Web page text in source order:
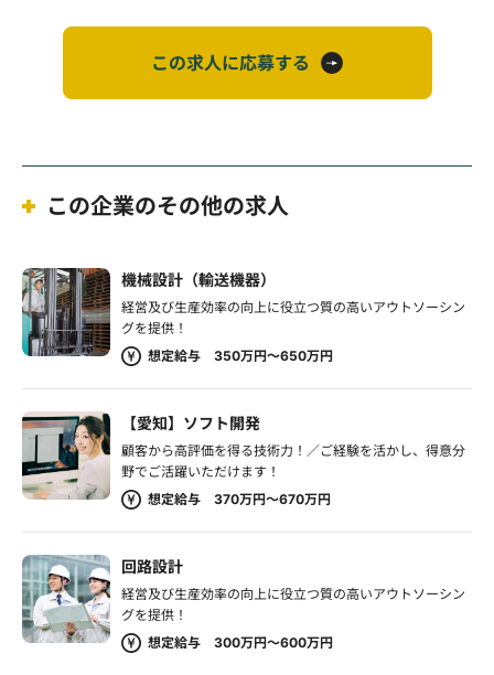
この求人に応募する
この企業のその他の求人
機械設計（輸送機器）
経営及び生産効率の向上に役立つ質の高いアウトソーシン
グを提供！
想定給与 350万円～650万円
【愛知】ソフト開発
顧客から高評価を得る技術力！／ご経験を活かし、得意分
野でご活躍いただけます！
想定給与 370万円～670万円
回路設計
経営及び生産効率の向上に役立つ質の高いアウトソーシン
グを提供！
想定給与 300万円～600万円